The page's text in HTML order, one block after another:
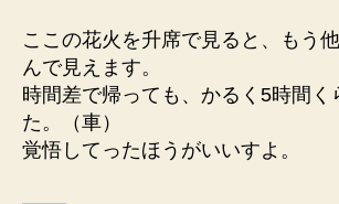
ここの花火を升席で見ると、もう
んで見えます。
時間差で帰っても、かるく5時間く
た。（車）
覚悟してったほうがいいすよ。